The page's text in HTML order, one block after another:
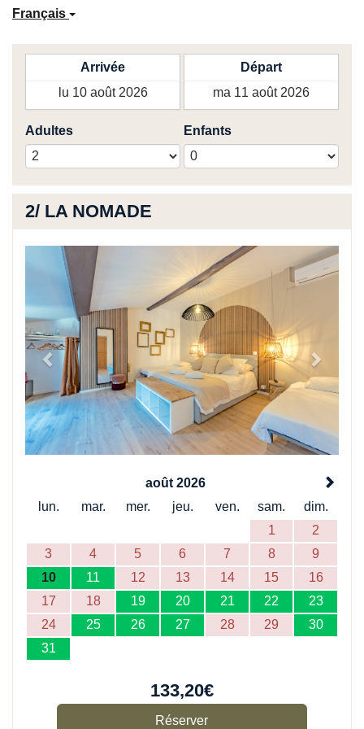
Français
Arrivée Départ
Adultes Enfants
2/ LA NOMADE
Previous Next
août 2026
lun.
mar. mer. jeu. ven. sam.
dim.
1
2
3
4 5 6 7 8
9
10
11 12 13 14 15
16
17
18 19 20 21 22
23
24
25 26 27 28 29
30
31
133,20€